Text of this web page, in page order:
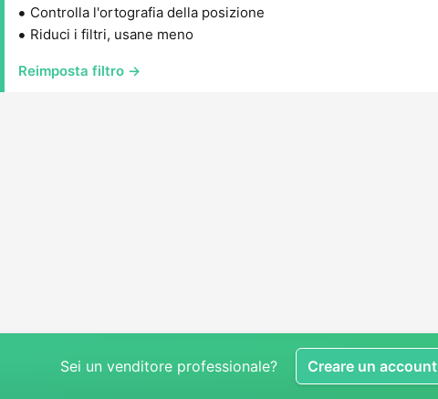
Controlla l'ortografia della posizione
Riduci i filtri, usane meno
Reimposta filtro →
Sei un venditore professionale? Creare un account